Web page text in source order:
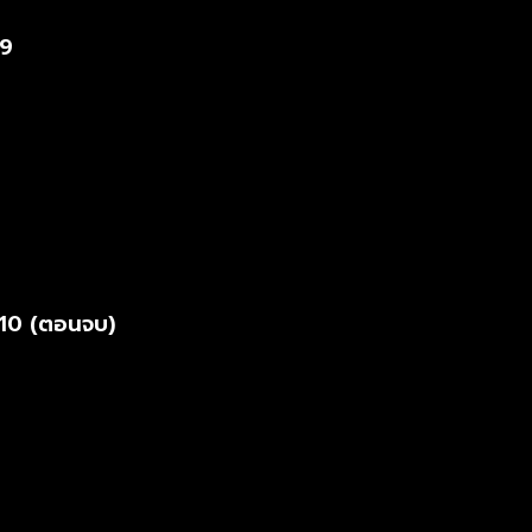
(ตอนจบ)